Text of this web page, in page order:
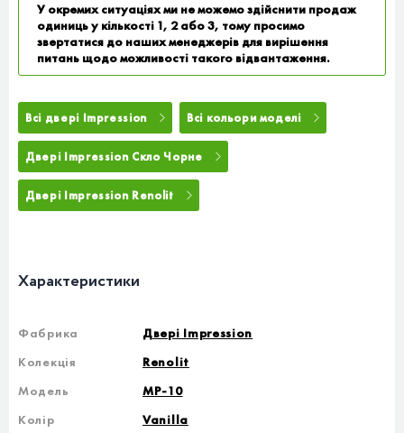
У окремих ситуаціях ми не можемо здійснити продаж
одиниць у кількості 1, 2 або 3, тому просимо
звертатися до наших менеджерів для вирішення
питань щодо можливості такого відвантаження.
Всі двері Impression Всі кольори моделі
Двері Impression Скло Чорне
Двері Impression Renolit
Характеристики
Фабрика
Двері Impression
Колекція
Renolit
Модель
MP-10
Колір
Vanilla